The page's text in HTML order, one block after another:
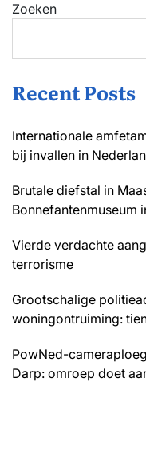
Zoeken
Recent Posts
Internationale
bij invallen in
Brutale diefstal in
Bonnefantenmuseum
Vierde verdachte
terrorisme
Grootschalige
woningontruiming:
PowNed-
Darp: omroep doet